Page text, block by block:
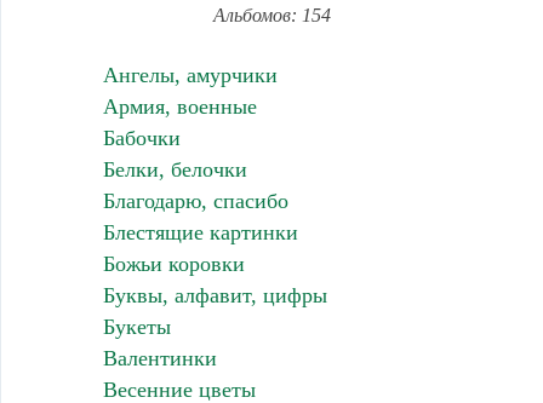
Альбомов: 154
Ангелы, амурчики
Армия, военные
Бабочки
Белки, белочки
Благодарю, спасибо
Блестящие картинки
Божьи коровки
Буквы, алфавит, цифры
Букеты
Валентинки
Весенние цветы